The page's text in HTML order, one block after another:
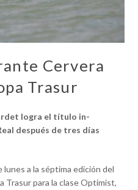
Cervera
Trasur
logra el título in-
después de tres días
a la séptima edición del
Trasur para la clase Optimist,